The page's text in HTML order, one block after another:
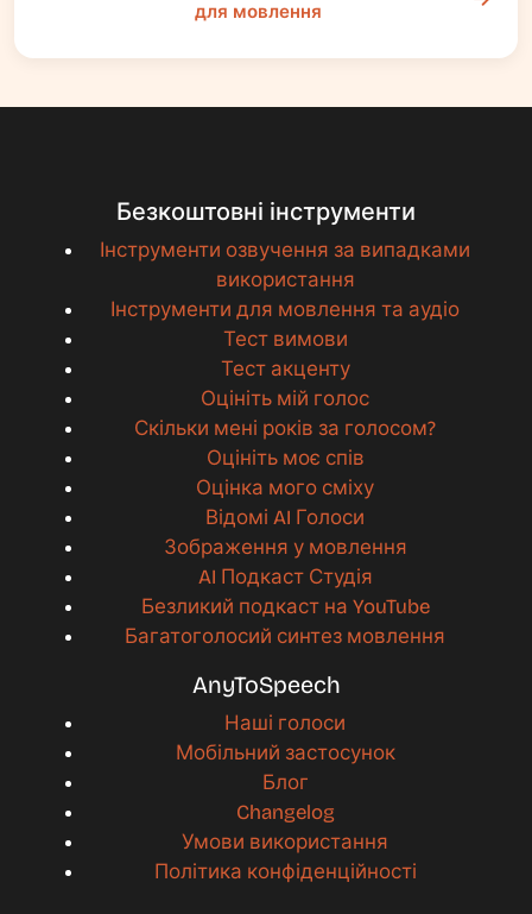
для мовлення
Безкоштовні інструменти
Інструменти озвучення за випадками
використання
Інструменти для мовлення та аудіо
Тест вимови
Тест акценту
Оцініть мій голос
Скільки мені років за голосом?
Оцініть моє спів
Оцінка мого сміху
Відомі AI Голоси
Зображення у мовлення
AI Подкаст Студія
Безликий подкаст на YouTube
Багатоголосий синтез мовлення
AnyToSpeech
Наші голоси
Мобільний застосунок
Блог
Changelog
Умови використання
Політика конфіденційності